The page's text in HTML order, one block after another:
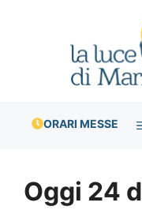
ORARI MESSE
Oggi 24